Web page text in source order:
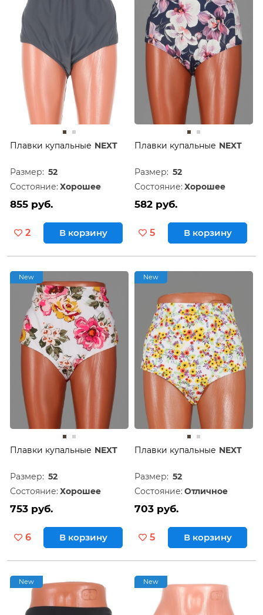
Плавки купальные NEXT
Размер: 52
Состояние: Хорошее
855 руб.
2 В корзину
Плавки купальные NEXT
Размер: 52
Состояние: Хорошее
582 руб.
5 В корзину
New
Плавки купальные NEXT
Размер: 52
Состояние: Хорошее
753 руб.
6 В корзину
New
Плавки купальные NEXT
Размер: 52
Состояние: Отличное
703 руб.
5 В корзину
New New